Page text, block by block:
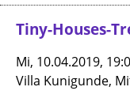
Tiny-Houses-
Mi, 10.04.2019,
Villa Kunigunde,